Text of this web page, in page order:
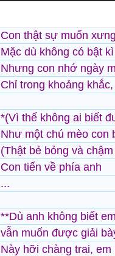
Con thật sự muốn
Mặc dù không có bật
Nhưng con nhớ ngày
Chỉ trong khoảng
*(Vì thế không ai biết
Như một chú mèo con
(Thật bẻ bỏng và
Con tiến về phía anh
...
**Dù anh không biết
vẫn muốn được giải
Này hỡi chàng trai,